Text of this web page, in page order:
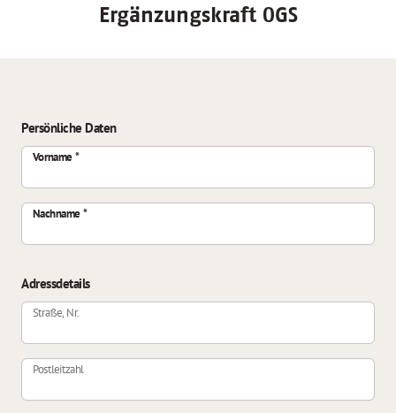
Ergänzungskraft OGS
Persönliche Daten
Vorname
Nachname
Adressdetails
Straße, Nr.
Postleitzahl